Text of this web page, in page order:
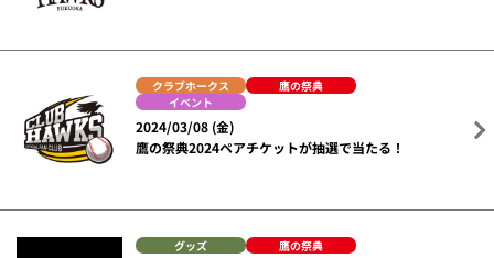
クラブホークス
鷹の祭典
イベント
2024/03/08 (金)
鷹の祭典2024ペアチケットが抽選で当たる！
グッズ 鷹の祭典